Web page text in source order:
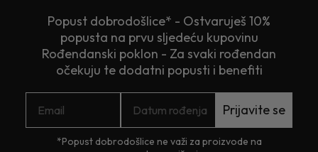
Popust dobrodošlice* - Ostvaruješ 10%
popusta na prvu sljedeću kupovinu
Rođendanski poklon - Za svaki rođendan
očekuju te dodatni popusti i benefiti
Prijavite se
*Popust dobrodošlice ne važi za proizvode na